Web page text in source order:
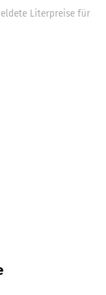
Literpreise für